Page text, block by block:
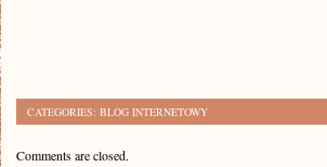
CATEGORIES: BLOG INTERNETOWY
Comments are closed.